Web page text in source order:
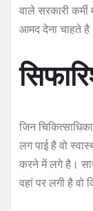
वाले सरकारी
आमद देना चाहते
जिन
लग पाई है वो
करने में लगे है।
वहां पर लगी है वो